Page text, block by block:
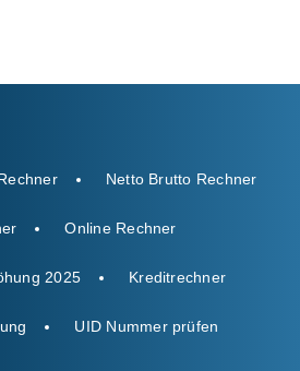
Netto Brutto Rechner
Online Rechner
2025 Kreditrechner
UID Nummer prüfen